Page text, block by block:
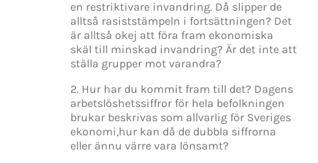
en restriktivare invandring. Då slipper de
alltså rasiststämpeln i fortsättningen? Det
är alltså okej att föra fram ekonomiska
skäl till minskad invandring? Är det inte att
ställa grupper mot varandra?
2. Hur har du kommit fram till det? Dagens
arbetslöshetssiffror för hela befolkningen
brukar beskrivas som allvarlig för Sveriges
ekonomi,hur kan då de dubbla siffrorna
eller ännu värre vara lönsamt?